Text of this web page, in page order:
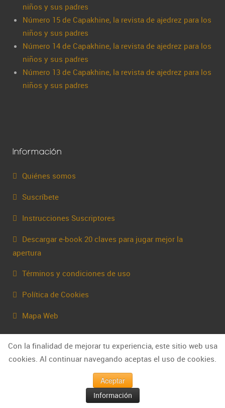
niños y sus padres
Número 15 de Capakhine, la revista de ajedrez para los
niños y sus padres
Número 14 de Capakhine, la revista de ajedrez para los
niños y sus padres
Número 13 de Capakhine, la revista de ajedrez para los
niños y sus padres
Información
Quiénes somos
Suscríbete
Instrucciones Suscriptores
Descargar e-book 20 claves para jugar mejor la
apertura
Términos y condiciones de uso
Política de Cookies
Mapa Web
Contacta
Con la finalidad de mejorar tu experiencia, este sitio web usa
cookies. Al continuar navegando aceptas el uso de cookies.
Aceptar
Información